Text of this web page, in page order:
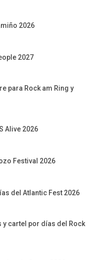
2026
2027
para Rock am Ring y
Alive 2026
Festival 2026
del Atlantic Fest 2026
cartel por días del Rock